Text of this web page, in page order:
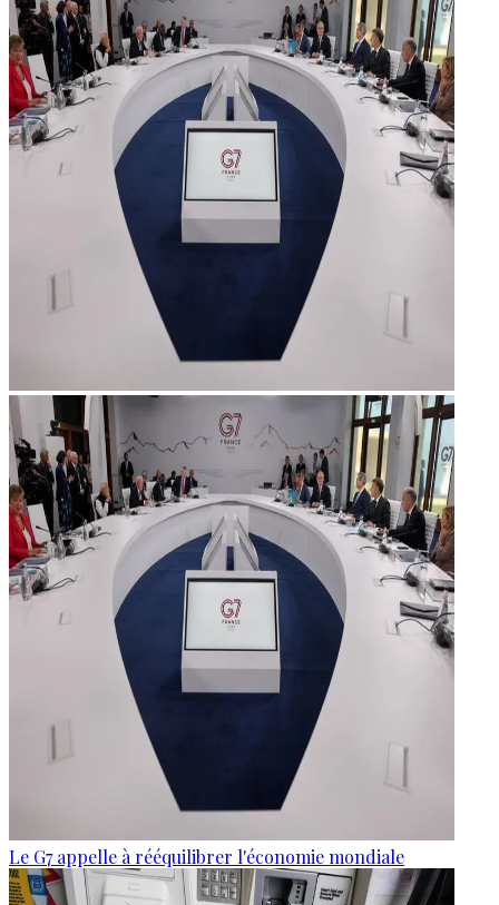
Le G7 appelle à rééquilibrer l'économie mondiale